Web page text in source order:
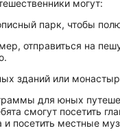
могут:
парк, чтобы
отправиться на
зданий или
для юных
смогут посетить
посетить местные